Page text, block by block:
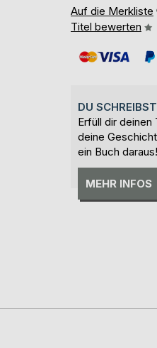
Auf die Merkliste
Titel bewerten
DU
Erfüll dir deinen
deine
ein Buch daraus!
MEHR INFOS